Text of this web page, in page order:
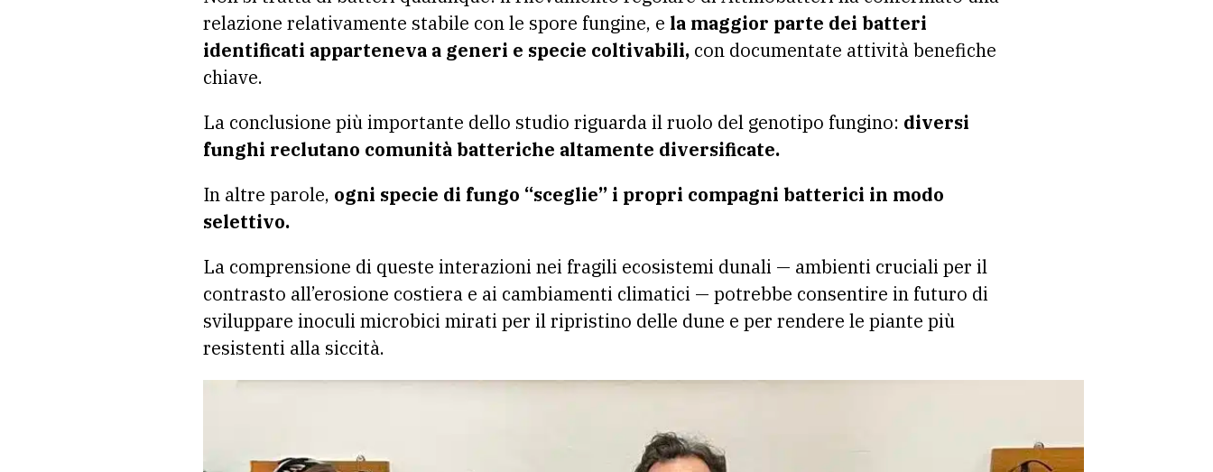
relazione relativamente stabile con le spore fungine, e la maggior parte dei batteri
identificati apparteneva a generi e specie coltivabili, con documentate attività benefiche
chiave.
La conclusione più importante dello studio riguarda il ruolo del genotipo fungino: diversi
funghi reclutano comunità batteriche altamente diversificate.
In altre parole, ogni specie di fungo “sceglie” i propri compagni batterici in modo
selettivo.
La comprensione di queste interazioni nei fragili ecosistemi dunali — ambienti cruciali per il
contrasto all’erosione costiera e ai cambiamenti climatici — potrebbe consentire in futuro di
sviluppare inoculi microbici mirati per il ripristino delle dune e per rendere le piante più
resistenti alla siccità.